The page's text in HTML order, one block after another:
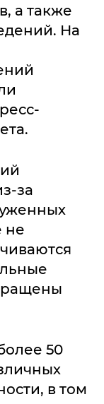
а также
На
за
не
50
в том